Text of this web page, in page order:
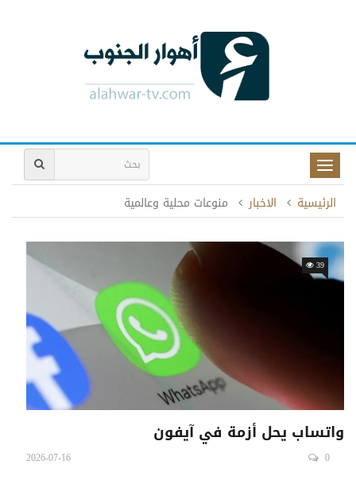
Toggle
الرئيسية الاخبار منوعات محلية وعالمية
39
واتساب يحل أزمة في آيفون
2026-07-16 0